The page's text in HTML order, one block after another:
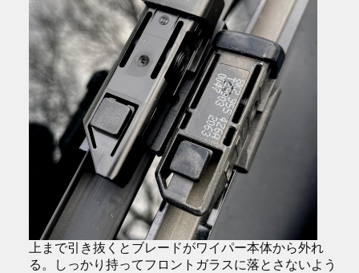
上まで引き抜くとブレードがワイパー本体から外れ
る。しっかり持ってフロントガラスに落とさないよう